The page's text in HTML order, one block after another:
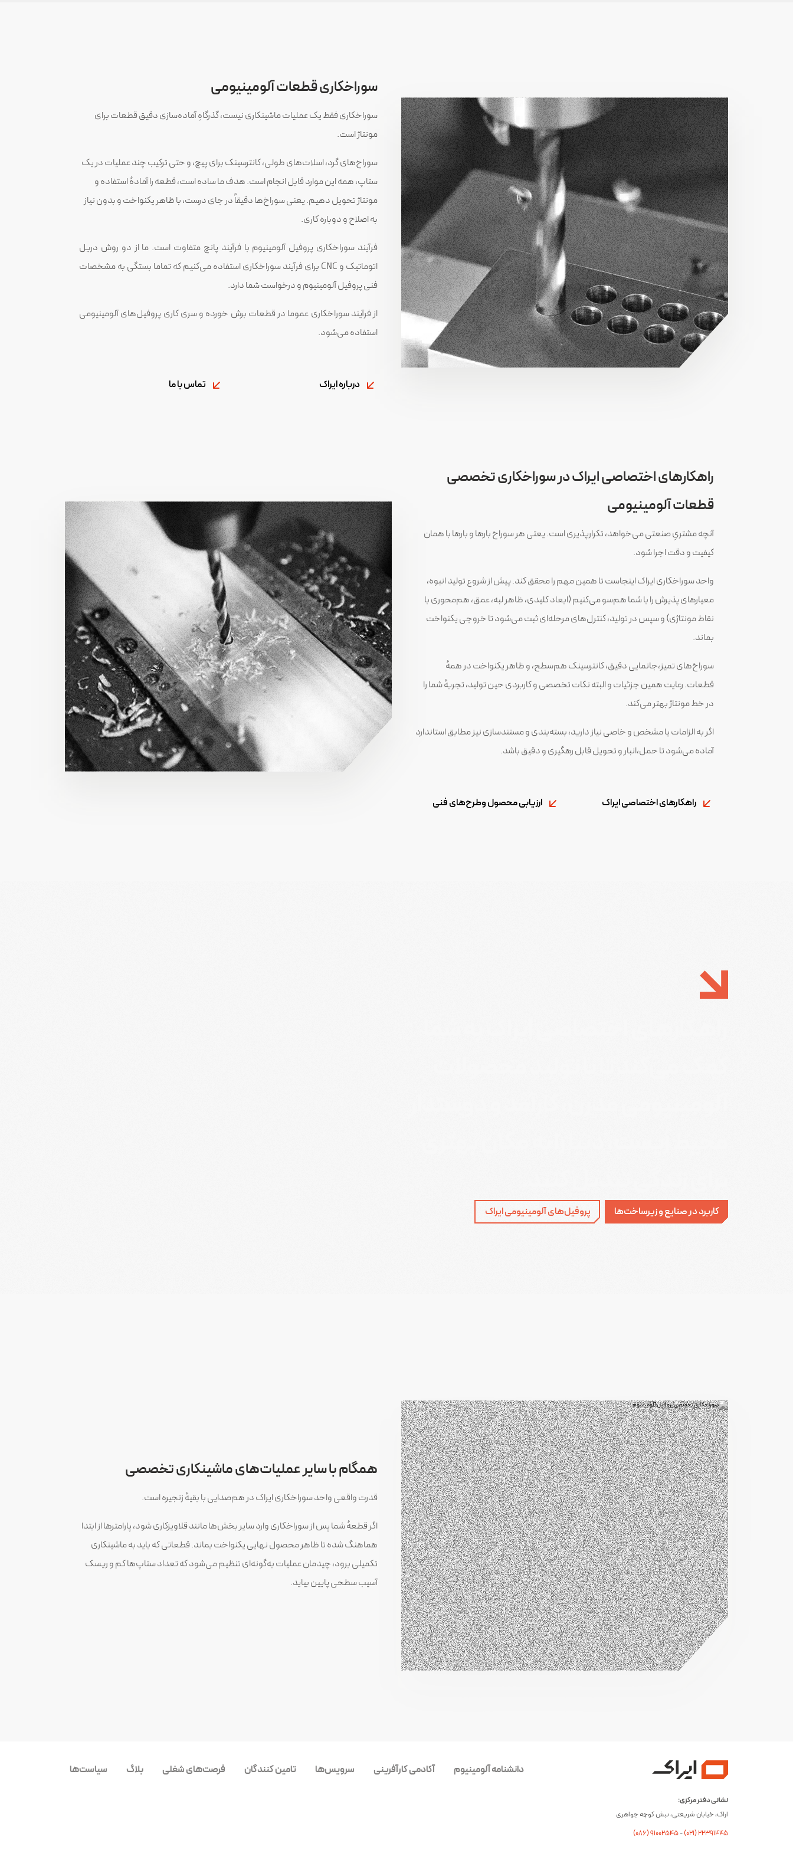
سوراخکاری قطعات آلومینیومی
سوراخکاری فقط یک عملیات ماشینکاری نیست، گذرگاهِ آماده‌سازی دقیق قطعات برای
مونتاژ است.
سوراخ‌های گرد، اسلات‌های طولی، کانترسینک برای پیچ، و حتی ترکیب چند عملیات در یک
ستاپ، همه این موارد قابل انجام است. هدف ما ساده است، قطعه را آمادهٔ استفاده و
مونتاژ تحویل دهیم. یعنی سوراخ‌ها دقیقاً در جای درست، با ظاهر یکنواخت و بدون نیاز
به اصلاح و دوباره کاری.
فرآیند سوراخکاری پروفیل آلومینیوم با فرآیند پانچ متفاوت است. ما از دو روش دریل
اتوماتیک و CNC برای فرآیند سوراخکاری استفاده می‌کنیم که تماما بستگی به مشخصات
فنی پروفیل آلومینیوم و درخواست شما دارد.
از فرآیند سوراخکاری عموما در قطعات برش خورده و سری کاری پروفیل‌های آلومینیومی
استفاده می‌شود.
درباره ایراک تماس با ما
راهکارهای اختصاصی ایراک در سوراخکاری تخصصی
قطعات آلومینیومی
آنچه مشتریِ صنعتی می‌خواهد، تکرارپذیری است. یعتی هر سوراخ بارها و بارها با همان
کیفیت و دقت اجرا شود.
واحد سوراخکاری ایراک اینجاست تا همین مهم را محقق کند. پیش از شروع تولید انبوه،
معیارهای پذیرش را با شما هم‌سو می‌کنیم (ابعاد کلیدی، ظاهر لبه، عمق، هم‌محوری با
نقاط مونتاژی) و سپس در تولید، کنترل‌های مرحله‌ای ثبت می‌شود تا خروجی یکنواخت
بماند.
سوراخ‌های تمیز،جانمایی دقیق، کانترسینک هم‌سطح، و ظاهر یکنواخت در همهٔ
قطعات. رعایت همین جزئیات و البته نکات تخصصی و کاربردی حین تولید، تجربهٔ شما را
در خط مونتاژ بهتر می‌کند.
اگر به الزامات یا مشخص و خاصی نیاز دارید، بسته‌بندی و مستندسازی نیز مطابق استاندارد
آماده می‌شود تا حمل،انبار و تحویل قابل رهگیری و دقیق باشد.
راهکارهای اختصاصی ایراک ارزیابی محصول وطرح‌های فنی
کاربرد در صنایع و زیرساخت‌ها پروفیل‌های آلومینیومی ایراک
همگام با سایر عملیات‌های ماشینکاری تخصصی
قدرت واقعی واحد سوراخکاری ایراک در هم‌صدایی با بقیهٔ زنجیره است.
اگر قطعهٔ شما پس از سوراخکاری وارد سایر بخش‌ها مانند قلاویزکاری شود، پارامترها از ابتدا
هماهنگ شده تا ظاهر محصول نهایی یکنواخت بماند. قطعاتی که باید به ماشینکاری
تکمیلی برود، چیدمان عملیات به‌گونه‌ای تنظیم می‌شود که تعداد ستاپ‌ها کم و ریسک
آسیب سطحی پایین بیاید.
دانشنامه آلومینیوم آکادمی کارآفرینی سرویس‌ها تامین کنندگان فرصت‌های شغلی بلاگ سیاست‌ها
نشانی دفتر مرکزی:
اراک، خیابان شریعتی، نبش کوچه جواهری
(۰۸۶) ۹۱۰۰۲۵۴۵-(۰21) 22391445